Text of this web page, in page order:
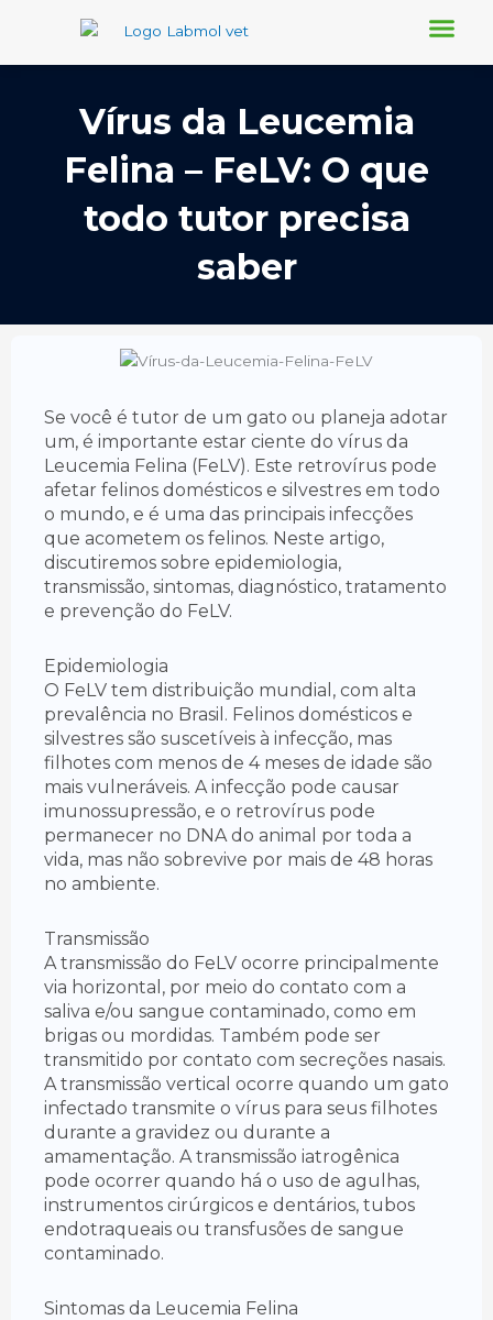
Vírus da Leucemia
Felina – FeLV: O que
todo tutor precisa
saber
Se você é tutor de um gato ou planeja adotar
um, é importante estar ciente do vírus da
Leucemia Felina (FeLV). Este retrovírus pode
afetar felinos domésticos e silvestres em todo
o mundo, e é uma das principais infecções
que acometem os felinos. Neste artigo,
discutiremos sobre epidemiologia,
transmissão, sintomas, diagnóstico, tratamento
e prevenção do FeLV.
Epidemiologia
O FeLV tem distribuição mundial, com alta
prevalência no Brasil. Felinos domésticos e
silvestres são suscetíveis à infecção, mas
filhotes com menos de 4 meses de idade são
mais vulneráveis. A infecção pode causar
imunossupressão, e o retrovírus pode
permanecer no DNA do animal por toda a
vida, mas não sobrevive por mais de 48 horas
no ambiente.
Transmissão
A transmissão do FeLV ocorre principalmente
via horizontal, por meio do contato com a
saliva e/ou sangue contaminado, como em
brigas ou mordidas. Também pode ser
transmitido por contato com secreções nasais.
A transmissão vertical ocorre quando um gato
infectado transmite o vírus para seus filhotes
durante a gravidez ou durante a
amamentação. A transmissão iatrogênica
pode ocorrer quando há o uso de agulhas,
instrumentos cirúrgicos e dentários, tubos
endotraqueais ou transfusões de sangue
contaminado.
Sintomas da Leucemia Felina